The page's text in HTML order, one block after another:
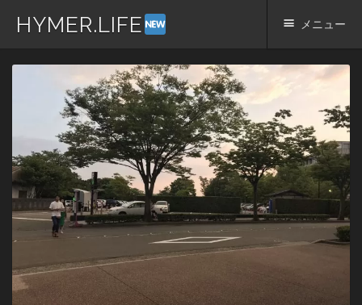
HYMER.LIFE メニュー
コ
へ
ス
キ
ッ
プ